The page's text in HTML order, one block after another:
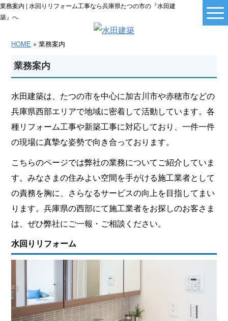
業務案内 | 水回りリフォーム工事なら兵庫県たつの市の『水田建
築』へ
HOME » 業務案内
業務案内
水田建築は、たつの市を中心に加古川市や赤穂市などの
兵庫県西部エリアで地域に密着して活動しています。各
種リフォーム工事や新築工事に対応しており、一件一件
の現場に真摯な姿勢で向き合っております。
こちらのページでは弊社の業務についてご紹介していま
す。みなさまの住みよい空間を手がける施工業者として
の責務を胸に、さらなるサービスの向上を目指してまい
ります。兵庫県の西部にて施工業者をお探しのお客さま
は、ぜひ弊社にご一報・ご相談ください。
水回りリフォーム